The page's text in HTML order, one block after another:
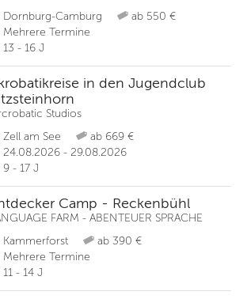
Dornburg-Camburg
ab 550 €
Mehrere Termine
13 - 16 J
in den Jugendclub
Studios
Zell am See
ab 669 €
24.08.2026 - 29.08.2026
9 - 17 J
Camp - Reckenbühl
FARM - ABENTEUER SPRACHE
Kammerforst
ab 390 €
Mehrere Termine
11 - 14 J